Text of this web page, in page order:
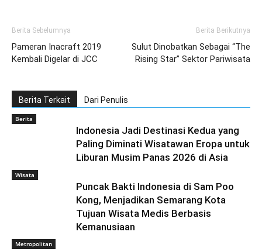
Berita Sebelumnya
Pameran Inacraft 2019
Kembali Digelar di JCC
Berita Berikutnya
Sulut Dinobatkan Sebagai “The
Rising Star” Sektor Pariwisata
Berita Terkait Dari Penulis
Berita
Indonesia Jadi Destinasi Kedua yang
Paling Diminati Wisatawan Eropa untuk
Liburan Musim Panas 2026 di Asia
Wisata
Puncak Bakti Indonesia di Sam Poo
Kong, Menjadikan Semarang Kota
Tujuan Wisata Medis Berbasis
Kemanusiaan
Metropolitan